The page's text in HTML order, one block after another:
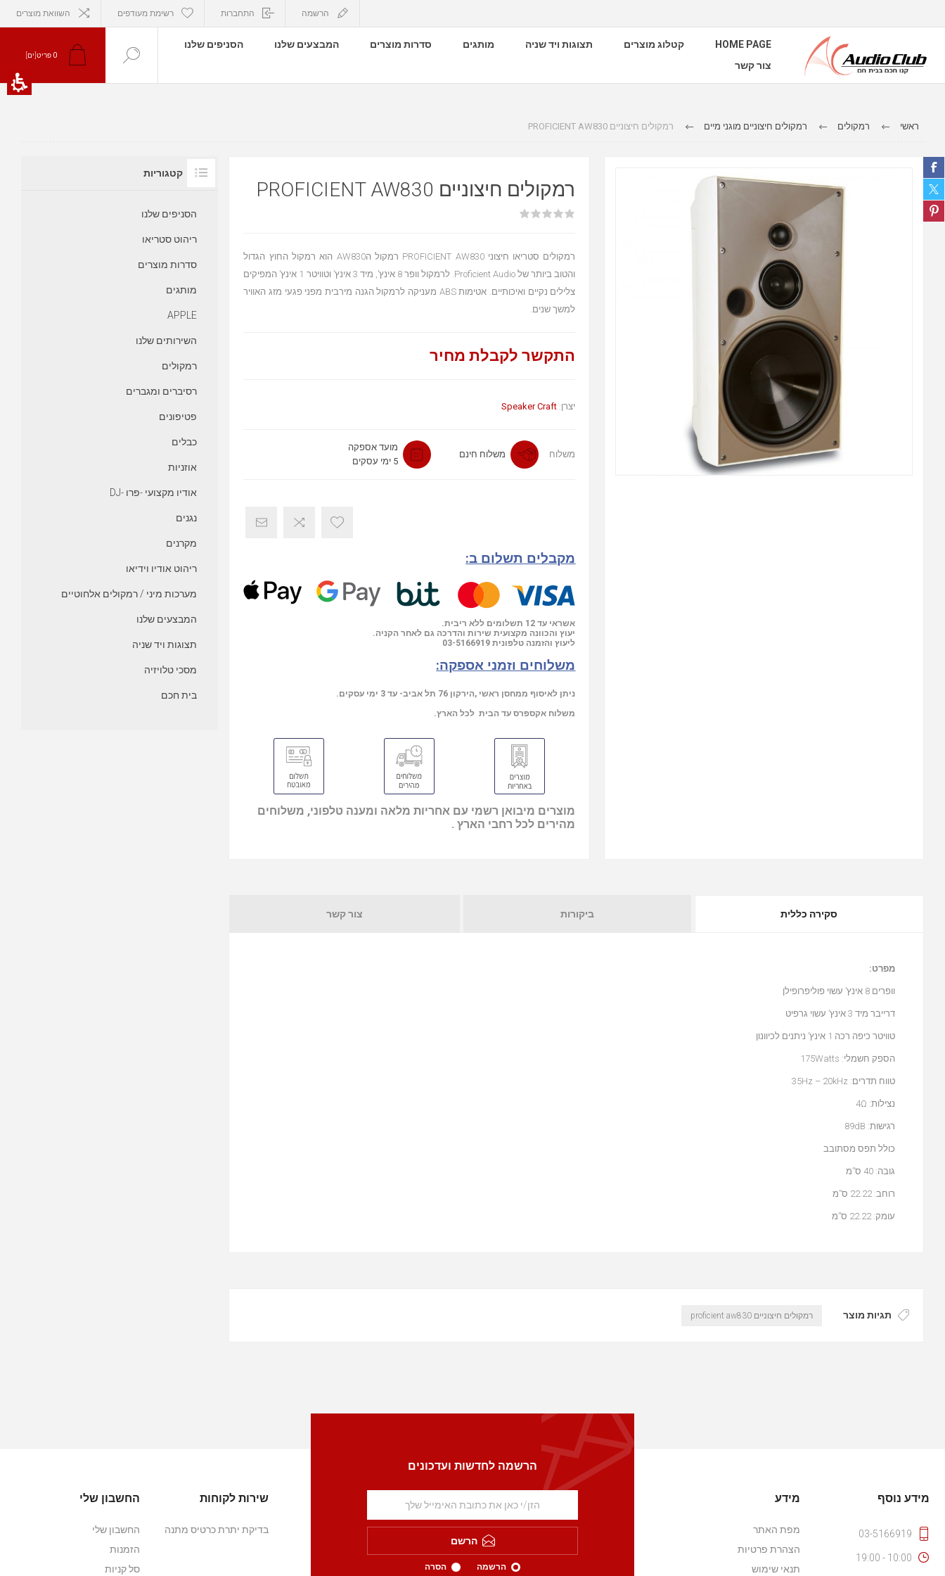
הרשמה התחברות רשימת מעודפים השוואת מוצרים
HOME PAGE קטלוג מוצרים תצוגות ויד שניה מותגים סדרות מוצרים המבצעים שלנו
הסניפים שלנו
צור קשר
0 פריט[ים]
ראשי רמקולים רמקולים חיצוניים מוגני מיים רמקולים חיצוניים PROFICIENT AW830
רמקולים חיצוניים PROFICIENT AW830
רמקולים סטריאו חיצוני PROFICIENT AW830 רמקול הAW830 הוא רמקול החוץ הגדול
והטוב ביותר של Proficient Audio. לרמקול וופר 8 אינץ’, מיד 3 אינץ’ וטוויטר 1 אינץ’ המפיקים
צלילים נקיים ואיכותיים. אטימות ABS מעניקה לרמקול הגנה מירבית מפני פגעי מזג האוויר
למשך שנים.
התקשר לקבלת מחיר
יצרן: Speaker Craft
משלוח משלוח חינם
מועד אספקה
5 ימי עסקים
מקבלים תשלום ב:
אשראי עד 12 תשלומים ללא ריבית.
יעוץ והכוונה מקצועית שירות והדרכה גם לאחר הקניה.
ליעוץ והזמנה טלפונית 03-5166919
משלוחים וזמני אספקה:
ניתן לאיסוף ממחסן ראשי ,הירקון 76 תל אביב- עד 3 ימי עסקים.
משלוח אקספרס עד הבית לכל הארץ.
מוצרים מיבואן רשמי עם אחריות מלאה ומענה טלפוני, משלוחים
מהירים לכל רחבי הארץ .
סקירה כללית ביקורות צור קשר
מפרט:
וופרים 8 אינץ’ עשוי פוליפרופילן
דרייבר מיד 3 אינץ’ עשוי גרפיט
טוויטר כיפה רכה 1 אינץ’ ניתנים לכיוונון
הספק חשמלי: 175Watts
טווח תדרים: 35Hz – 20kHz
נצילות: 4Ω
רגישות: 89dB
כולל תפס מסתובב
גובה: 40 ס”מ
רוחב: 22.22 ס”מ
עומק: 22.22 ס”מ
תגיות מוצר רמקולים חיצוניים proficient aw830
קטגוריות
הסניפים שלנו
ריהוט סטריאו
סדרות מוצרים
מותגים
APPLE
השירותים שלנו
רמקולים
רסיברים ומגברים
פטיפונים
כבלים
אוזניות
אודיו מקצועי -פרו -DJ
נגנים
מקרנים
ריהוט אודיו וידיאו
מערכות מיני / רמקולים אלחוטיים
המבצעים שלנו
תצוגות ויד שניה
מסכי טלויזיה
בית חכם
הרשמה לחדשות ועדכונים
הרשם
הרשמה הסרה
מידע נוסף
03-5166919
10:00 - 19:00
מידע
מפת האתר
הצהרת פרטיות
תנאי שימוש
שירות לקוחות
בדיקת יתרת כרטיס מתנה
החשבון שלי
החשבון שלי
הזמנות
סל קניות